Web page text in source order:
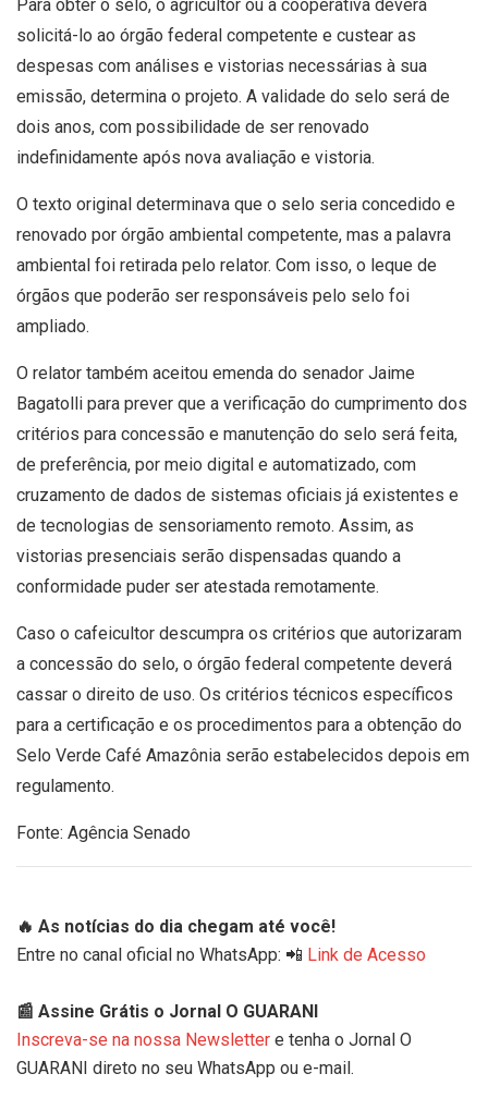
Para obter o selo, o agricultor ou a cooperativa deverá
solicitá-lo ao órgão federal competente e custear as
despesas com análises e vistorias necessárias à sua
emissão, determina o projeto. A validade do selo será de
dois anos, com possibilidade de ser renovado
indefinidamente após nova avaliação e vistoria.
O texto original determinava que o selo seria concedido e
renovado por órgão ambiental competente, mas a palavra
ambiental foi retirada pelo relator. Com isso, o leque de
órgãos que poderão ser responsáveis pelo selo foi
ampliado.
O relator também aceitou emenda do senador Jaime
Bagatolli para prever que a verificação do cumprimento dos
critérios para concessão e manutenção do selo será feita,
de preferência, por meio digital e automatizado, com
cruzamento de dados de sistemas oficiais já existentes e
de tecnologias de sensoriamento remoto. Assim, as
vistorias presenciais serão dispensadas quando a
conformidade puder ser atestada remotamente.
Caso o cafeicultor descumpra os critérios que autorizaram
a concessão do selo, o órgão federal competente deverá
cassar o direito de uso. Os critérios técnicos específicos
para a certificação e os procedimentos para a obtenção do
Selo Verde Café Amazônia serão estabelecidos depois em
regulamento.
Fonte: Agência Senado
🔥 As notícias do dia chegam até você!
Entre no canal oficial no WhatsApp: 📲 Link de Acesso
📰 Assine Grátis o Jornal O GUARANI
Inscreva-se na nossa Newsletter e tenha o Jornal O
GUARANI direto no seu WhatsApp ou e-mail.